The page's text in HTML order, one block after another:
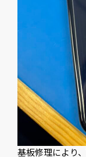
基板修理により、